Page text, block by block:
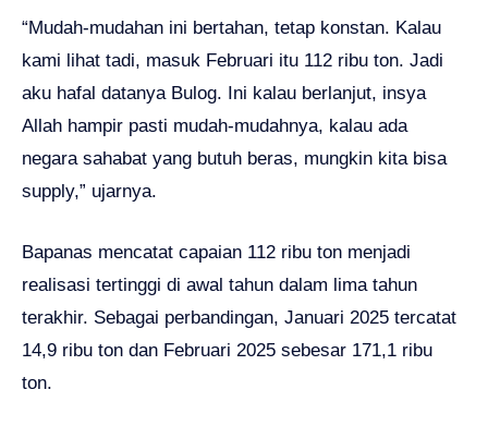
“Mudah-mudahan ini bertahan, tetap konstan. Kalau
kami lihat tadi, masuk Februari itu 112 ribu ton. Jadi
aku hafal datanya Bulog. Ini kalau berlanjut, insya
Allah hampir pasti mudah-mudahnya, kalau ada
negara sahabat yang butuh beras, mungkin kita bisa
supply,” ujarnya.
Bapanas mencatat capaian 112 ribu ton menjadi
realisasi tertinggi di awal tahun dalam lima tahun
terakhir. Sebagai perbandingan, Januari 2025 tercatat
14,9 ribu ton dan Februari 2025 sebesar 171,1 ribu
ton.